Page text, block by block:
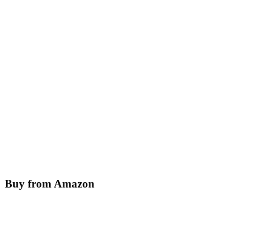
Buy from Amazon